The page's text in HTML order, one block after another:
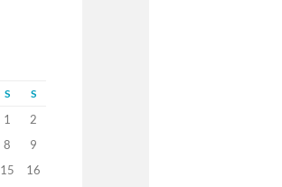
S S
1
2
8
9
15
16